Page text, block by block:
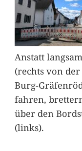
Anstatt
(rechts von
Burg-
fahren,
über den
(links).